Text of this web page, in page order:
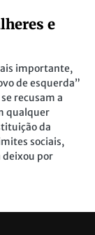
e
importante,
de esquerda”
recusam a
qualquer
da
sociais,
deixou por